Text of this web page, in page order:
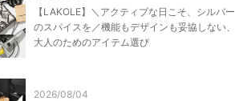
【LAKOLE】＼アクティブな日こそ、シルバー
のスパイスを／機能もデザインも妥協しない、
大人のためのアイテム選び
2026/08/04